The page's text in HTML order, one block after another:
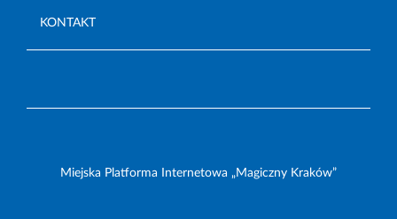
KONTAKT
Miejska Platforma Internetowa „Magiczny Kraków”